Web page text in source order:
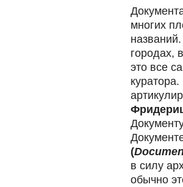
многих
городах,
это все
(
в силу
обычно